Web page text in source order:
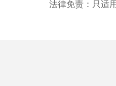
法律免责：只适